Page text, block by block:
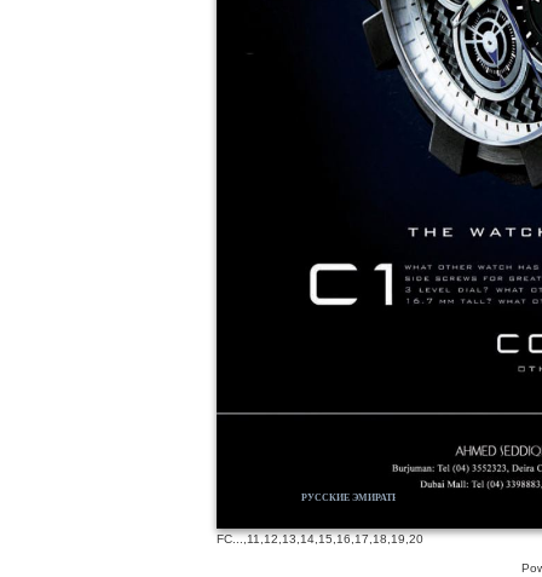
РУССКИЕ ЭМИРАТЫ
FC...,11,12,13,14,15,16,17,18,19,20